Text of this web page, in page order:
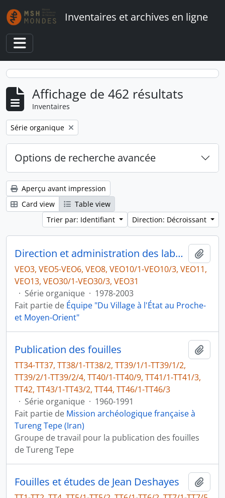
Skip to main content
Inventaires et archives en ligne
Toggle navigation
Affichage de 462 résultats
Inventaires
Remove filter:
Série organique
Options de recherche avancée
Aperçu avant impression
Card view
Table view
Trier par: Identifiant
Direction: Décroissant
Direction et administration des laboratoires puis de l'équipe
VEO3, VEO5-VEO6, VEO8, VEO10/1-VEO10/3, VEO11,
VEO13, VEO30/1-VEO30/3, VEO31
· Série organique · 1978-2003
Fait partie de Équipe "Du Village à l'État au Proche-
et Moyen-Orient"
Publication des fouilles
TT34-TT37, TT38/1-TT38/2, TT39/1/1-TT39/1/2,
TT39/2/1-TT39/2/4, TT40/1-TT40/9, TT41/1-TT41/3,
TT42, TT43/1-TT43/2, TT44, TT46/1-TT46/3
· Série organique · 1960-1991
Fait partie de Mission archéologique française à
Tureng Tepe (Iran)
Groupe de travail pour la publication des fouilles
de Tureng Tepe
Fouilles et études de Jean Deshayes